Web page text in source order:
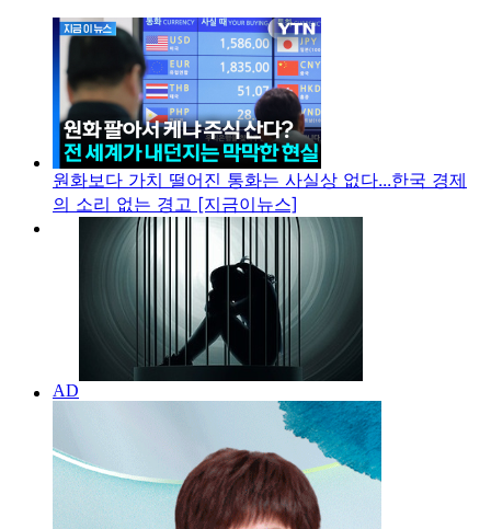
원화보다 가치 떨어진 통화는 사실상 없다...한국 경제
의 소리 없는 경고 [지금이뉴스]